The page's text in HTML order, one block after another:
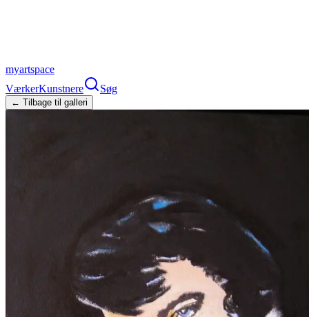
myartspace
VærkerKunstnere Søg
← Tilbage til galleri